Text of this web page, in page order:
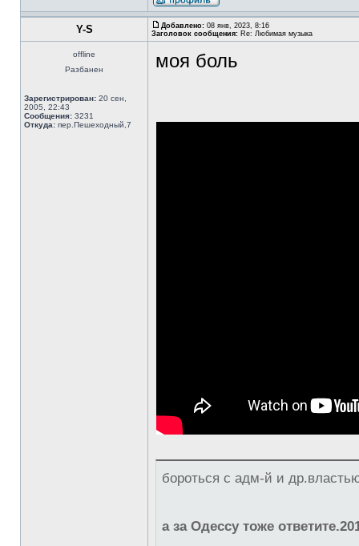
Y-S Добавлено: 08 янв, 2023, 8:16
Заголовок сообщения: Re: Любимая музыка
offline
Разбанен
Зарегистрирован: 20 сен,
2005, 22:43
Сообщения: 3231
Откуда: пер.Пешеходный,7
моя боль
бороться с адм-й и
а за Одессу тоже